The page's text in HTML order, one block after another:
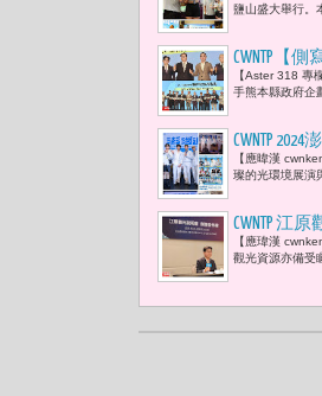
鹽山盛大舉行。
CWNTP【
方創生經
【Aster 318 專
手熊本縣政府企
CWNTP
【應暐漢
璨的光環境展演
CWNTP 江
灣旅客專
【應瑋漢
觀光資源亦備受